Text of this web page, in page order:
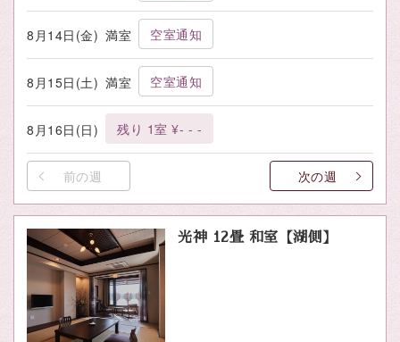
8月14日(金) 満室 空室通知
8月15日(土) 満室 空室通知
8月16日(日) 残り 1室 ¥- - -
前の週 次の週
光神 12畳 和室【湖側】